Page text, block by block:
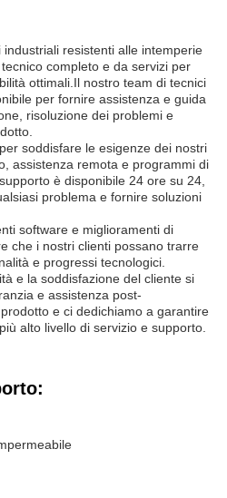
resistenti alle intemperie
completo e da servizi per
ottimali.Il nostro team di tecnici
per fornire assistenza e guida
risoluzione dei problemi e
soddisfare le esigenze dei nostri
assistenza remota e programmi di
è disponibile 24 ore su 24,
problema e fornire soluzioni
software e miglioramenti di
che i nostri clienti possano trarre
e progressi tecnologici.
e la soddisfazione del cliente si
e assistenza post-
e ci dedichiamo a garantire
alto livello di servizio e supporto.